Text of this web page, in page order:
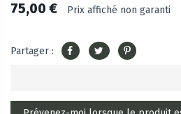
75,00 € Prix affiché non garanti
Partager :